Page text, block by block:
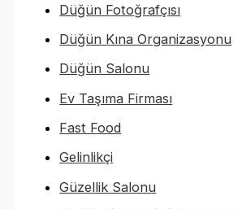
Düğün Fotoğrafçısı
Düğün Kına Organizasyonu
Düğün Salonu
Ev Taşıma Firması
Fast Food
Gelinlikçi
Güzellik Salonu